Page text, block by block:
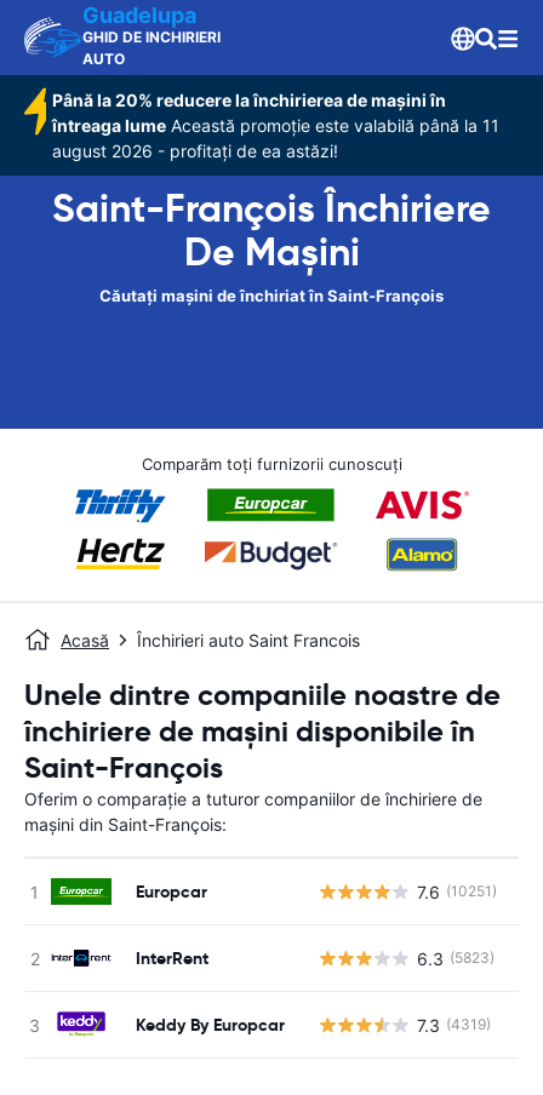
Guadelupa
GHID DE INCHIRIERI
AUTO
Până la 20% reducere la închirierea de mașini în
întreaga lume Această promoție este valabilă până la 11
august 2026 - profitați de ea astăzi!
Saint-François Închiriere
De Maşini
Căutați mașini de închiriat în Saint-François
Comparăm toți furnizorii cunoscuți
Acasă Închirieri auto Saint Francois
Unele dintre companiile noastre de
închiriere de mașini disponibile în
Saint-François
Oferim o comparație a tuturor companiilor de închiriere de
mașini din Saint-François:
Europcar 7.6 (10251)
InterRent 6.3 (5823)
Keddy By Europcar 7.3 (4319)